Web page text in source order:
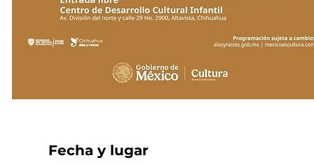
Fecha y lugar